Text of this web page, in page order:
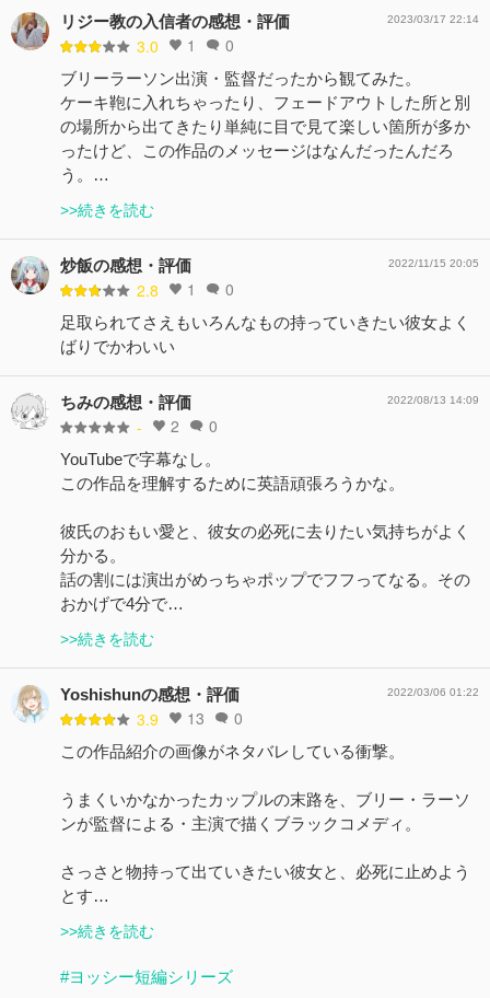
リジー教の入信者の感想・評価
3.0 1 0
2023/03/17 22:14
ブリーラーソン出演・監督だったから観てみた。
ケーキ鞄に入れちゃったり、フェードアウトした所と別
の場所から出てきたり単純に目で見て楽しい箇所が多か
ったけど、この作品のメッセージはなんだったんだろ
う。…
>>続きを読む
炒飯の感想・評価
2.8 1 0
2022/11/15 20:05
足取られてさえもいろんなもの持っていきたい彼女よく
ばりでかわいい
ちみの感想・評価
- 2 0
2022/08/13 14:09
YouTubeで字幕なし。
この作品を理解するために英語頑張ろうかな。
彼氏のおもい愛と、彼女の必死に去りたい気持ちがよく
分かる。
話の割には演出がめっちゃポップでフフってなる。その
おかげで4分で…
>>続きを読む
Yoshishunの感想・評価
3.9 13 0
2022/03/06 01:22
この作品紹介の画像がネタバレしている衝撃。
うまくいかなかったカップルの末路を、ブリー・ラーソ
ンが監督による・主演で描くブラックコメディ。
さっさと物持って出ていきたい彼女と、必死に止めよう
とす…
>>続きを読む
#ヨッシー短編シリーズ